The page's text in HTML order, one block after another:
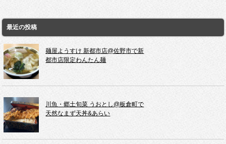
最近の投稿
麺屋ようすけ 新都市店@佐野市で新
都市店限定わんたん麺
川魚・郷土旬菜 うおとし@板倉町で
天然なまず天丼&あらい